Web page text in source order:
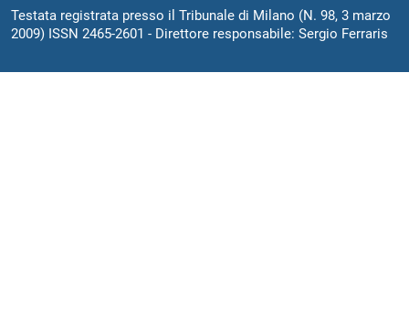
Testata registrata presso il Tribunale di Milano (N. 98, 3 marzo
2009) ISSN 2465-2601 - Direttore responsabile: Sergio Ferraris